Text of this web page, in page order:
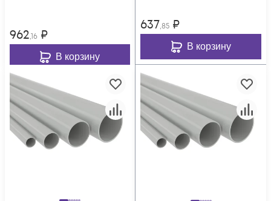
962,16 ₽
В корзину
637,85 ₽
В корзину